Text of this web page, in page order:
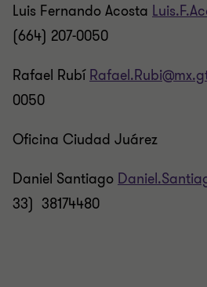
Luis Fernando Acosta
(664) 207-0050
Rafael Rubí
0050
Oficina Ciudad Juárez
Daniel Santiago
33) 38174480